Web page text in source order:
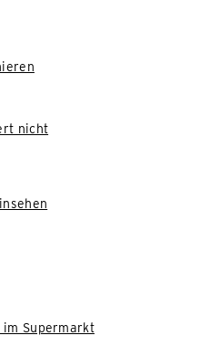
nicht
im Supermarkt